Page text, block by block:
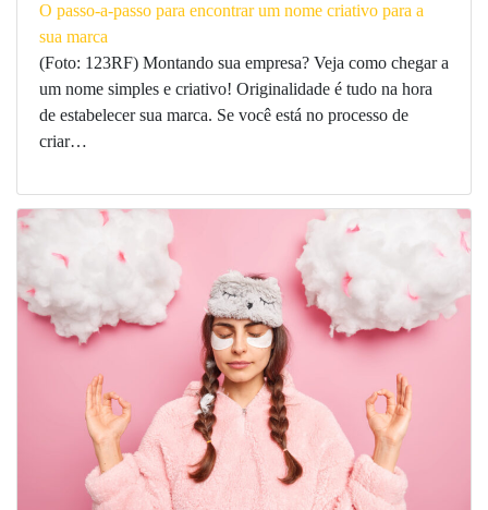
O passo-a-passo para encontrar um nome criativo para a
sua marca
(Foto: 123RF) Montando sua empresa? Veja como chegar a
um nome simples e criativo! Originalidade é tudo na hora
de estabelecer sua marca. Se você está no processo de
criar…